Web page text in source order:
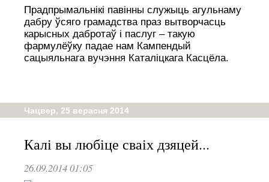
Прадпрымальнікі павінны служыць агульнаму
дабру ўсяго грамадства праз вытворчасць
карысных дабротаў і паслуг – такую
фармулёўку падае нам Кампендый
сацыяльнага вучэння Каталіцкага Касцёла.
Чацвер, 25 верасня 2014
Калі вы любіце сваіх дзяцей...
26.09.2014 01:05